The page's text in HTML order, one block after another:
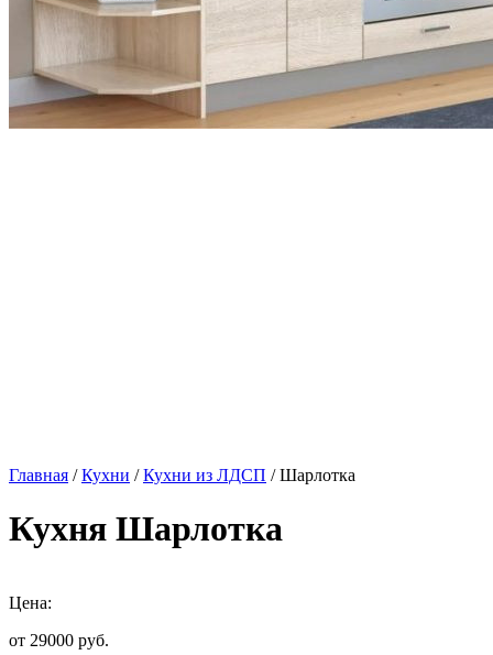
Главная /Кухни /Кухни из ЛДСП / Шарлотка
Кухня Шарлотка
Цена:
от 29000 руб.